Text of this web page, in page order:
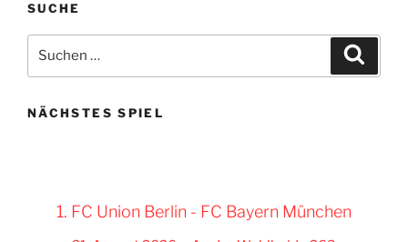
SUCHE
nach:
NÄCHSTES SPIEL
1. FC Union Berlin - FC Bayern München